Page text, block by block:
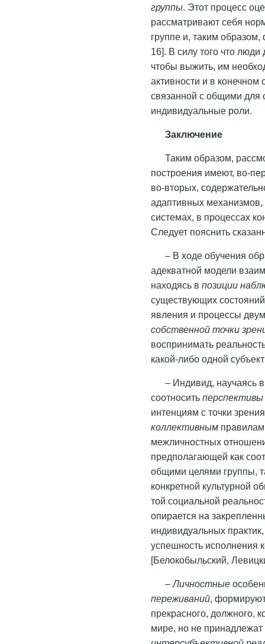
группы. Этот процесс
рассматривают себя
группе и, таким
16]. В силу того что
чтобы выжить, им
активности и в конечном
связанной с общими для
индивидуальные роли.
Заключение
Таким образом,
построения имеют, во-
во-вторых,
адаптивных
системах, в процессах
Следует пояснить
– В ходе обучения
адекватной модели
находясь впозиции
существующих
явления и процессы
собственной точки
воспринимать
какой-либо одной
– Индивид, научаясь
соотносить
интенциям с точки
коллективным
межличностных
предполагающей как
общими целями группы,
конкретной культурной
той социальной
опирается на
индивидуальных
успешность исполнения
[Белокобыльский,
–Личностные
переживаний,
прекрасного, должного,
мире, но не принадлежат